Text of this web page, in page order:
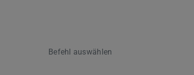
Befehl auswählen